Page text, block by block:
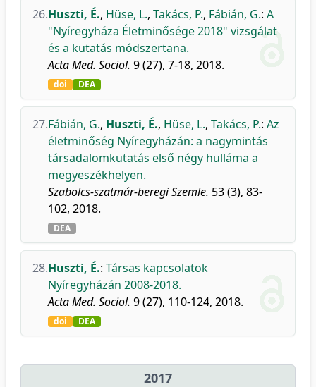
26.Huszti, É., Hüse, L., Takács, P., Fábián, G.: A
"Nyíregyháza Életminősége 2018" vizsgálat
és a kutatás módszertana.
Acta Med. Sociol. 9 (27), 7-18, 2018.
doi DEA
27.Fábián, G., Huszti, É., Hüse, L., Takács, P.: Az
életminőség Nyíregyházán: a nagymintás
társadalomkutatás első négy hulláma a
megyeszékhelyen.
Szabolcs-szatmár-beregi Szemle. 53 (3), 83-
102, 2018.
DEA
28.Huszti, É.: Társas kapcsolatok
Nyíregyházán 2008-2018.
Acta Med. Sociol. 9 (27), 110-124, 2018.
doi DEA
2017